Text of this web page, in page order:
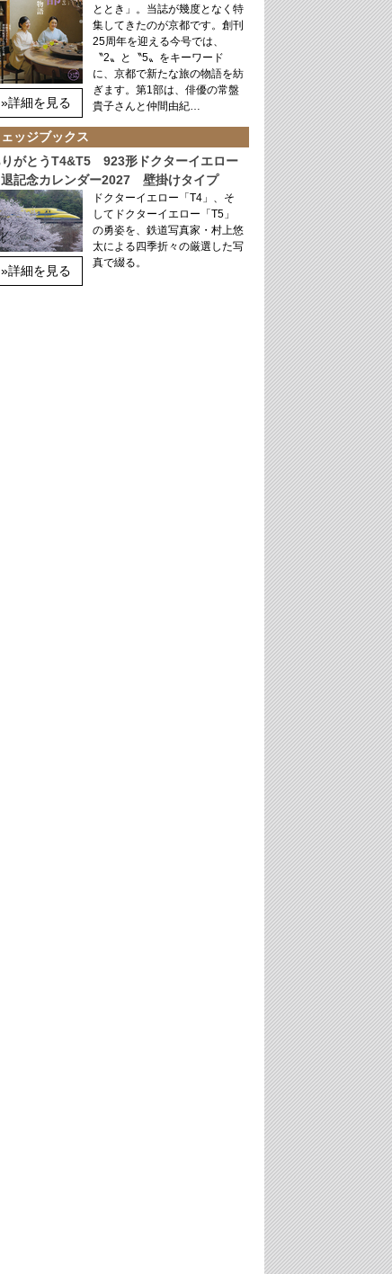
»詳細を見る
ととき」。当誌が幾度となく特
集してきたのが京都です。創刊
25周年を迎える今号では、
〝2〟と〝5〟をキーワード
に、京都で新たな旅の物語を紡
ぎます。第1部は、俳優の常盤
貴子さんと仲間由紀…
ッジブックス
りがとうT4&T5 923形ドクターイエロー
退記念カレンダー2027 壁掛けタイプ
»詳細を見る
ドクターイエロー「T4」、そ
してドクターイエロー「T5」
の勇姿を、鉄道写真家・村上悠
太による四季折々の厳選した写
真で綴る。